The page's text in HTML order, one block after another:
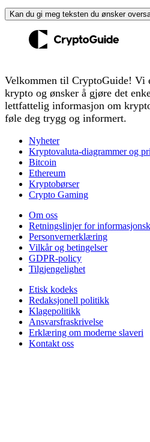
Kan du gi meg teksten du ønsker
Velkommen til CryptoGuide! Vi
krypto og ønsker å gjøre det
lettfattelig informasjon om
føle deg trygg og informert.
Nyheter
Kryptovaluta-diagrammer og
Bitcoin
Ethereum
Kryptobørser
Crypto Gaming
Om oss
Retningslinjer for
Personvernerklæring
Vilkår og betingelser
GDPR-policy
Tilgjengelighet
Etisk kodeks
Redaksjonell politikk
Klagepolitikk
Ansvarsfraskrivelse
Erklæring om moderne slaveri
Kontakt oss